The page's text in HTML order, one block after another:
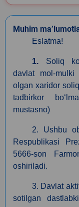
Muhim
Eslatma!
1.Soliq
davlat mol-
olgan xaridor
tadbirkor
mustasno)
2. Ushbu
Respublikasi
5666-son
oshiriladi.
3. Davlat
sotilgan